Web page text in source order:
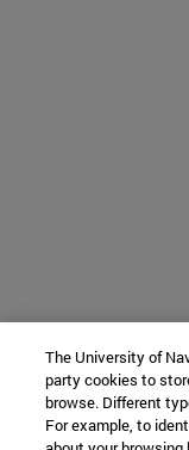
The University of
party cookies to
browse. Different
For example, to